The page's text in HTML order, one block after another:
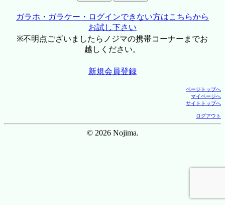
ガラホ・ガラケー・ログインできない方はこちらから
お試し下さい
※不明点ございましたらノジマの携帯コーナーまでお
越しください。
新規会員登録
ページトップへ
マイページへ
サイトトップへ
ログアウト
© 2026 Nojima.